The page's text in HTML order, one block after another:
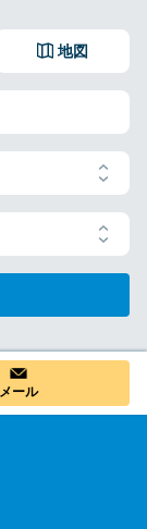
てください。
内の場所にある他、
本線の鳥取大学前
。
「
賃が手頃であり、
より広いお部屋が
。「
ビレッジハウ
活することができ
円）
引きとなります。
合があります。ご希
約で、その後は自動
おらず、24ヶ月未
分）。
ださい。
合がございます。
地図
メール